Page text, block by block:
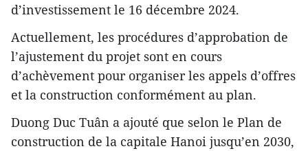
d’investissement le 16 décembre 2024.
Actuellement, les procédures d’approbation de
l’ajustement du projet sont en cours
d’achèvement pour organiser les appels d’offres
et la construction conformément au plan.
Duong Duc Tuân a ajouté que selon le Plan de
construction de la capitale Hanoi jusqu’en 2030,